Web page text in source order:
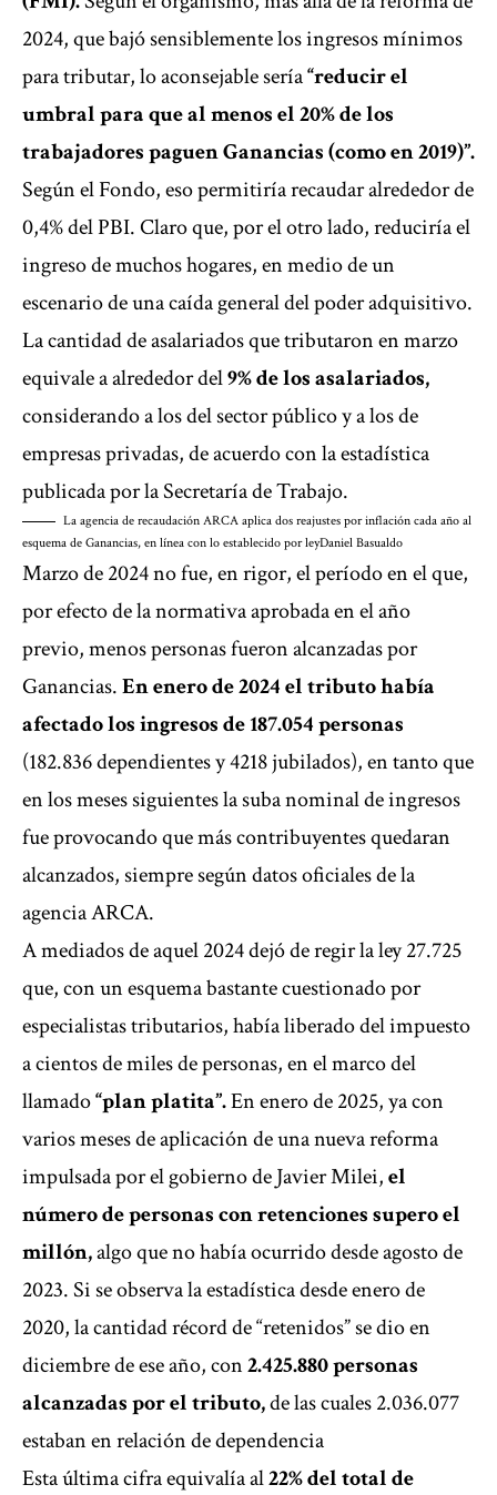
2024, que bajó sensiblemente los ingresos mínimos
para tributar, lo aconsejable sería“reducir el
umbral para que al menos el 20% de los
trabajadores paguen Ganancias (como en 2019)”.
Según el Fondo, eso permitiría recaudar alrededor de
0,4% del PBI. Claro que, por el otro lado, reduciría el
ingreso de muchos hogares, en medio de un
escenario de una caída general del poder adquisitivo.
La cantidad de asalariados que tributaron en marzo
equivale a alrededor del9% de los asalariados,
considerando a los del sector público y a los de
empresas privadas, de acuerdo con la estadística
publicada por la Secretaría de Trabajo.
La agencia de recaudación ARCA aplica dos reajustes por inflación cada año al
esquema de Ganancias, en línea con lo establecido por leyDaniel Basualdo
Marzo de 2024 no fue, en rigor, el período en el que,
por efecto de la normativa aprobada en el año
previo, menos personas fueron alcanzadas por
Ganancias.En enero de 2024 el tributo había
afectado los ingresos de 187.054 personas
(182.836 dependientes y 4218 jubilados), en tanto que
en los meses siguientes la suba nominal de ingresos
fue provocando que más contribuyentes quedaran
alcanzados, siempre según datos oficiales de la
agencia ARCA.
A mediados de aquel 2024 dejó de regir la ley 27.725
que, con un esquema bastante cuestionado por
especialistas tributarios, había liberado del impuesto
a cientos de miles de personas, en el marco del
llamado“plan platita”.En enero de 2025, ya con
varios meses de aplicación de una nueva reforma
impulsada por el gobierno de Javier Milei,el
número de personas con retenciones supero el
millón,algo que no había ocurrido desde agosto de
2023. Si se observa la estadística desde enero de
2020, la cantidad récord de “retenidos” se dio en
diciembre de ese año, con2.425.880 personas
alcanzadas por el tributo,de las cuales 2.036.077
estaban en relación de dependencia
Esta última cifra equivalía al22% del total de